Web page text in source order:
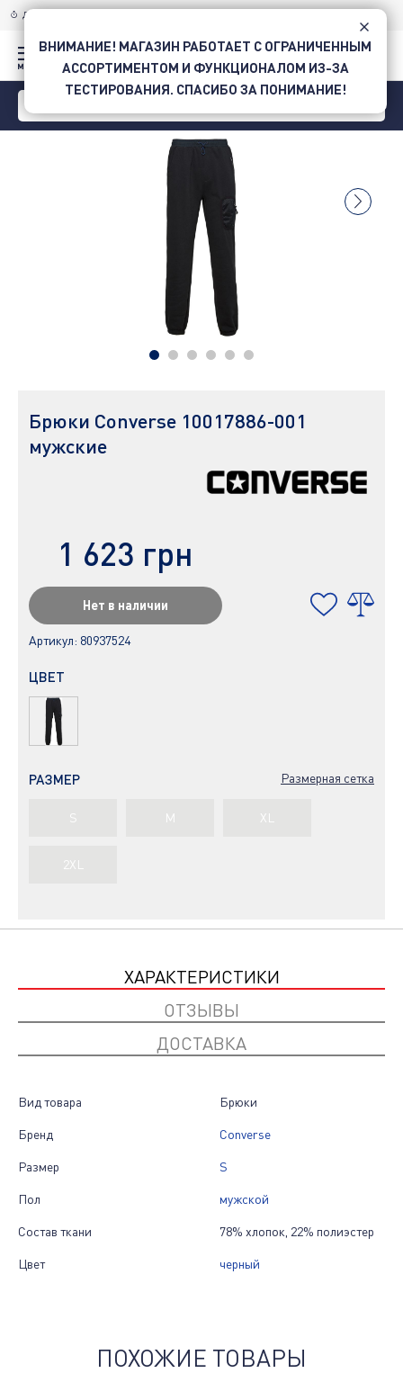
ДОСТАВКА ПО УКРАИНЕ
Брюки Converse 10017886-001
мужские
1 623 грн
Нет в наличии
Артикул: 80937524
ЦВЕТ
РАЗМЕР Размерная сетка
S M XL
2XL
ХАРАКТЕРИСТИКИ
ОТЗЫВЫ
ДОСТАВКА
Вид товара Брюки
Бренд Converse
Размер S
Пол мужской
Состав ткани 78% хлопок, 22% полиэстер
Цвет черный
ПОХОЖИЕ ТОВАРЫ
ВНИМАНИЕ! МАГАЗИН РАБОТАЕТ С ОГРАНИЧЕННЫМ
АССОРТИМЕНТОМ И ФУНКЦИОНАЛОМ ИЗ-ЗА
ТЕСТИРОВАНИЯ. СПАСИБО ЗА ПОНИМАНИЕ!